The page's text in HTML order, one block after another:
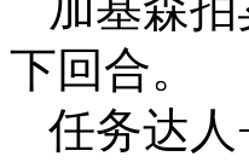
下回合。
任务达